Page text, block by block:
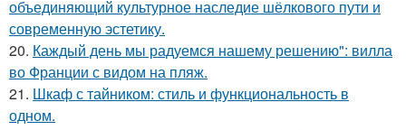
объединяющий культурное наследие шёлкового пути и
современную эстетику.
20. Каждый день мы радуемся нашему решению": вилла
во Франции с видом на пляж.
21. Шкаф с тайником: стиль и функциональность в
одном.